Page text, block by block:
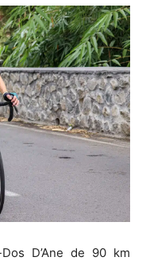
D’Ane de 90 km